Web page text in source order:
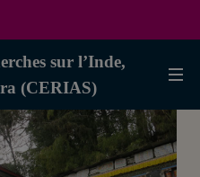
sur l’Inde,
(CERIAS)